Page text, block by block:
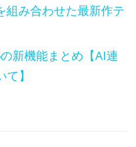
組み合わせた最新作テ
新機能まとめ【AI連
】